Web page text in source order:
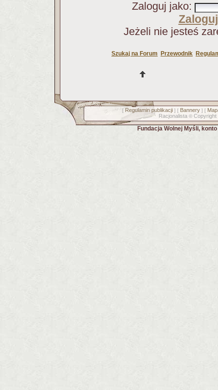
Zaloguj jako:
Jeżeli nie jesteś
Szukaj na Forum Przewodnik
[ Regulamin publikacji] [ Bannery] [
Racjonalista © Copyright
Fundacja Wolnej Myśli,